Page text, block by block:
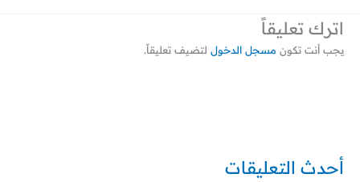
أحدث التعليقات
اترك تعليقاً
يجب أنت تكون مسجل الدخول لتضيف تعليقاً.